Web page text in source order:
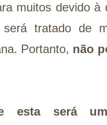
muitos devido
tratado de
Portanto, não
esta será